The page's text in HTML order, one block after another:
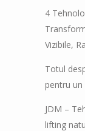
4
Vizibile,
Totul
pentru un
JDM –
lifting